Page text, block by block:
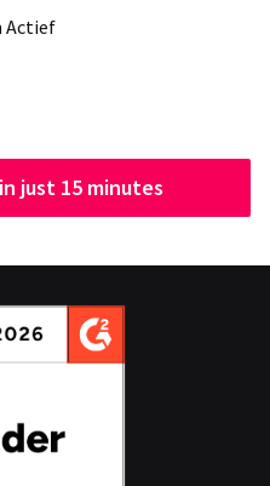
Actief
just 15 minutes